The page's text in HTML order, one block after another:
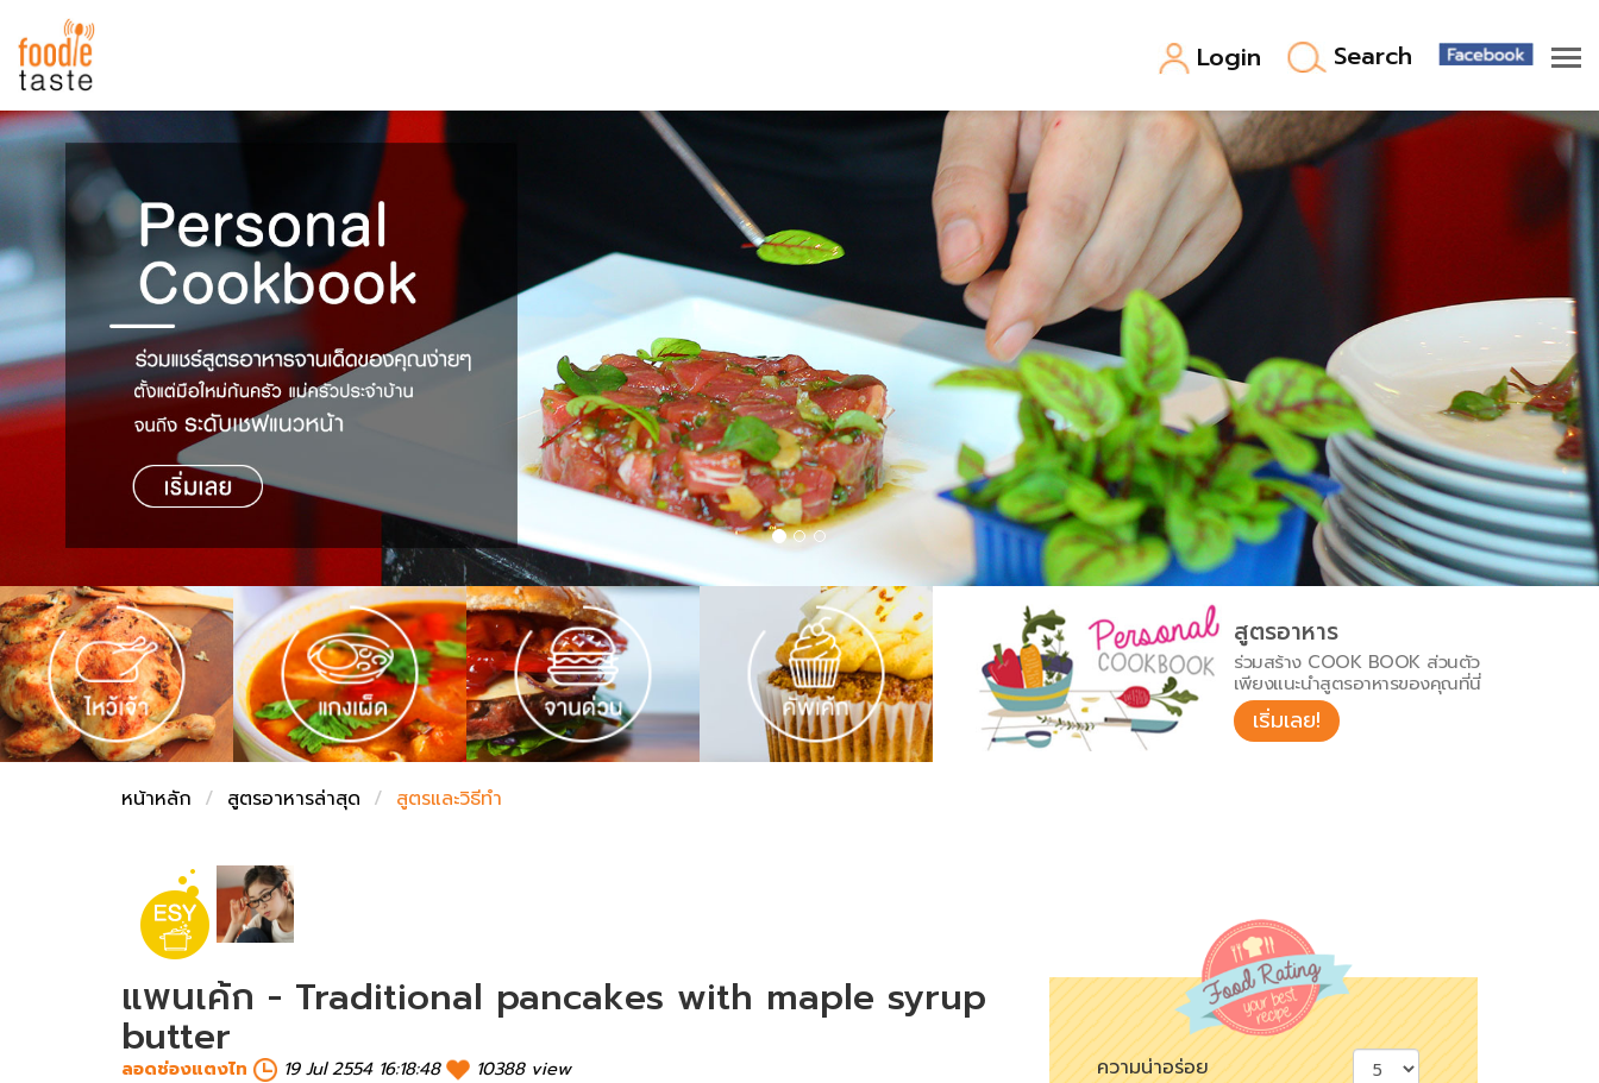
Login Search
สูตรอาหาร
สูตรอาหารล่าสุด
Top Foodie
พาไปชิม
สารพันก้นครัว
เคล็ดลับน่ารู้
เปรียบเทียบหน่วยการตวง
เปรียบเทียบอุณหภูมิ
เปรียบเทียบน้ำหนักวัตถุดิบ
ชั่งตวงเนย
FoodPedia
สร้าง Cookbook
สูตรอาหาร
ร่วมสร้าง COOK BOOK ส่วนตัว
เพียงแนะนำสูตรอาหารของคุณที่นี่
เริ่มเลย!
หน้าหลัก สูตรอาหารล่าสุด สูตรและวิธีทำ
แพนเค้ก - Traditional pancakes with maple syrup
butter
ลอดช่องแตงไท 19 Jul 2554 16:18:48 10388 view
ความน่าอร่อย